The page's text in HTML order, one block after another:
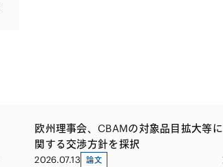
欧州理事会、CBAMの対象品目拡大等に
関する交渉方針を採択
2026.07.13 論文